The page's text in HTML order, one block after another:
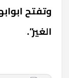
وتفتح
الغير”.